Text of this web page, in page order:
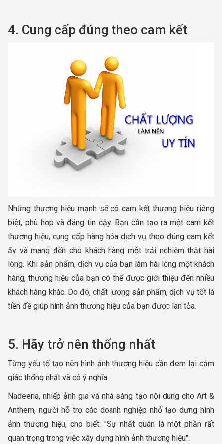
4. Cung cấp đúng theo cam kết
Những thương hiệu mạnh sẽ có cam kết thương hiệu riêng
biệt, phù hợp và đáng tin cậy. Bạn cần tạo ra một cam kết
thương hiệu, cung cấp hàng hóa dịch vụ theo đúng cam kết
ấy và mang đến cho khách hàng một trải nghiệm thật hài
lòng. Khi sản phẩm, dịch vụ của bạn làm hài lòng một khách
hàng, thương hiệu của bạn có thể được giới thiệu đến nhiều
khách hàng khác. Do đó, chất lượng sản phẩm, dịch vụ tốt là
tiền đề giúp hình ảnh thương hiệu của bạn được lan tỏa.
5. Hãy trở nên thống nhất
Từng yếu tố tạo nên hình ảnh thương hiệu cần đem lại cảm
giác thống nhất và có ý nghĩa.
Nadeena, nhiếp ảnh gia và nhà sáng tạo nội dung cho Art &
Anthem, người hỗ trợ các doanh nghiệp nhỏ tạo dựng hình
ảnh thương hiệu, cho biết: "Sự nhất quán là một phần rất
quan trọng trong việc xây dựng hình ảnh thương hiệu".